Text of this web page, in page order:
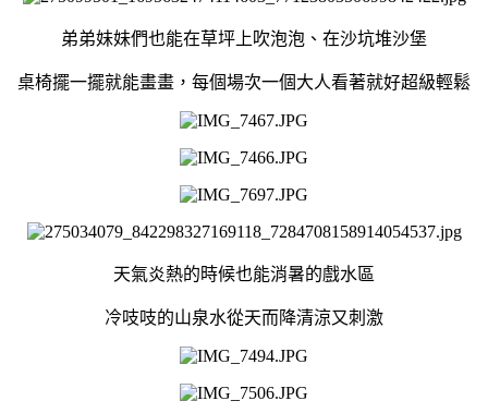
弟弟妹妹們也能在草坪上吹泡泡、在沙坑堆沙堡
桌椅擺一擺就能畫畫，每個場次一個大人看著就好超級輕鬆
天氣炎熱的時候也能消暑的戲水區
冷吱吱的山泉水從天而降清涼又刺激